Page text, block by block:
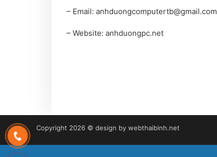
– Email: anhduongcomputertb@gmail.com
– Website: anhduongpc.net
Copyright 2026 © design by webthaibinh.net